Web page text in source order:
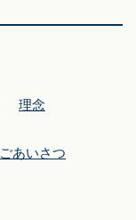
理念
ごあいさつ